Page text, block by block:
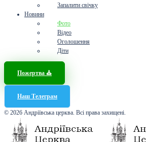
Запалити свічку
Новини
Фото
Відео
Оголошення
Діти
Пожертва ⛪️
Наш Телеграм
© 2026 Андріївська церква. Всі права захищені.